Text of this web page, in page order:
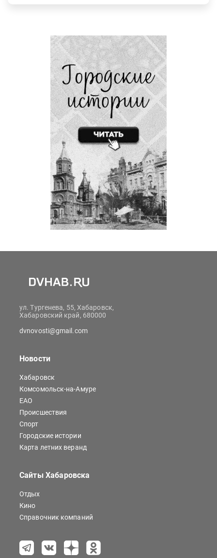
ул. Тургенева, 55, Хабаровск,
Хабаровский край, 680000
dvnovosti@gmail.com
Новости
Хабаровск
Комсомольск-на-Амуре
ЕАО
Происшествия
Спорт
Городские истории
Карта летних веранд
Сайты Хабаровска
Отдых
Кино
Справочник компаний